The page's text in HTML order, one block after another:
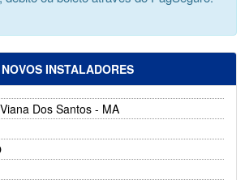
NOVOS INSTALADORES
Dos Santos - MA